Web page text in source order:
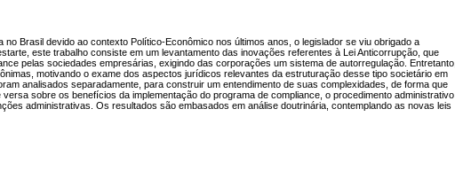
Brasil devido ao contexto Político-Econômico nos últimos anos, o legislador se viu obrigado a
este trabalho consiste em um levantamento das inovações referentes à Lei Anticorrupção, que
pelas sociedades empresárias, exigindo das corporações um sistema de autorregulação. Entretanto,
motivando o exame dos aspectos jurídicos relevantes da estruturação desse tipo societário em
analisados separadamente, para construir um entendimento de suas complexidades, de forma que
sobre os benefícios da implementação do programa de compliance, o procedimento administrativo
administrativas. Os resultados são embasados em análise doutrinária, contemplando as novas leis